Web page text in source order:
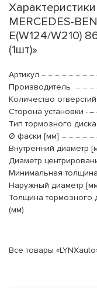
MERCEDES-
E(W124/W210)
(1шт)»
Артикул
Производитель
Количество отверстий
Сторона установки
Тип тормозного диска
Ø фаски [мм]
Внутренний диаметр
Диаметр
Минимальная
Наружный диаметр
Толщина тормозного
(мм)
Все товары